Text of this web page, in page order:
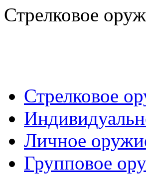
Стрелковое
Стрелковое
Личное
Групповое